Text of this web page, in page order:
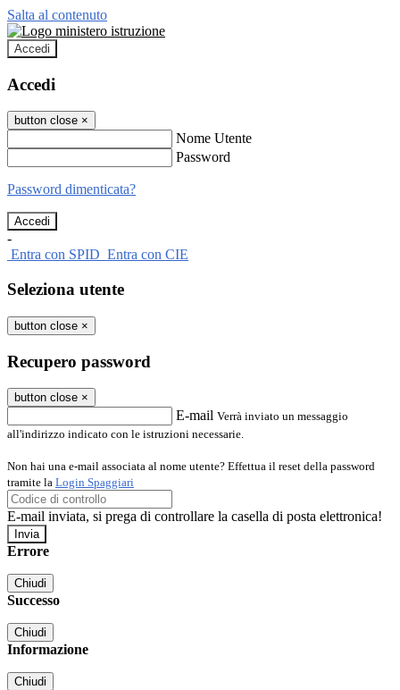
Salta al contenuto
Accedi
Accedi
button close ×
Nome Utente
Password
Password dimenticata?
-
Entra con SPID Entra con CIE
Seleziona utente
button close ×
Recupero password
button close ×
E-mail Verrà inviato un messaggio
all'indirizzo indicato con le istruzioni necessarie.
Non hai una e-mail associata al nome utente? Effettua il reset della password
tramite la Login Spaggiari
E-mail inviata, si prega di controllare la casella di posta elettronica!
Errore
Chiudi
Successo
Chiudi
Informazione
Chiudi